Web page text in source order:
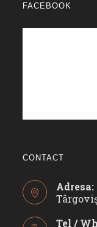
FACEBOOK
CONTACT
Adresa:
Tel /